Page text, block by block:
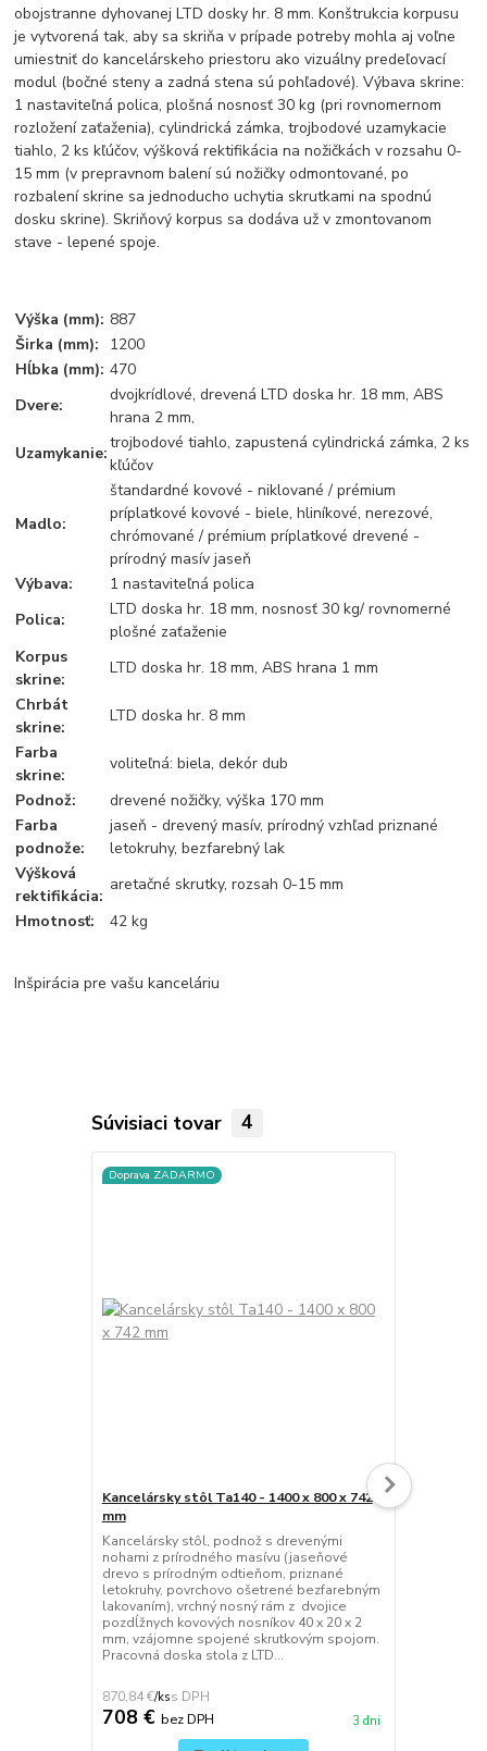
obojstranne dyhovanej LTD dosky hr. 8 mm. Konštrukcia korpusu
je vytvorená tak, aby sa skriňa v prípade potreby mohla aj voľne
umiestniť do kancelárskeho priestoru ako vizuálny predeľovací
modul (bočné steny a zadná stena sú pohľadové). Výbava skrine:
1 nastaviteľná polica, plošná nosnosť 30 kg (pri rovnomernom
rozložení zaťaženia), cylindrická zámka, trojbodové uzamykacie
tiahlo, 2 ks kľúčov, výšková rektifikácia na nožičkách v rozsahu 0-
15 mm (v prepravnom balení sú nožičky odmontované, po
rozbalení skrine sa jednoducho uchytia skrutkami na spodnú
dosku skrine). Skriňový korpus sa dodáva už v zmontovanom
stave - lepené spoje.
Výška (mm): 887
Širka (mm):
1200
Hĺbka (mm): 470
Dvere:
dvojkrídlové, drevená LTD doska hr. 18 mm, ABS
hrana 2 mm,
Uzamykanie:
trojbodové tiahlo, zapustená cylindrická zámka, 2 ks
kľúčov
Madlo:
štandardné kovové - niklované / prémium
príplatkové kovové - biele, hliníkové, nerezové,
chrómované / prémium príplatkové drevené -
prírodný masív jaseň
Výbava:
1 nastaviteľná polica
Polica:
LTD doska hr. 18 mm, nosnosť 30 kg/ rovnomerné
plošné zaťaženie
Korpus
skrine:
LTD doska hr. 18 mm, ABS hrana 1 mm
Chrbát
skrine:
LTD doska hr. 8 mm
Farba
skrine:
voliteľná: biela, dekór dub
Podnož:
drevené nožičky, výška 170 mm
Farba
podnože:
jaseň - drevený masív, prírodný vzhľad priznané
letokruhy, bezfarebný lak
Výšková
rektifikácia:
aretačné skrutky, rozsah 0-15 mm
Hmotnosť:
42 kg
Inšpirácia pre vašu kanceláriu
Súvisiaci tovar 4
Doprava ZADARMO
Kancelársky stôl Ta140 - 1400 x 800 x 742
mm
Kancelársky stôl, podnož s drevenými
nohami z prírodného masívu (jaseňové
drevo s prírodným odtieňom, priznané
letokruhy, povrchovo ošetrené bezfarebným
lakovaním), vrchný nosný rám z dvojice
pozdĺžnych kovových nosníkov 40 x 20 x 2
mm, vzájomne spojené skrutkovým spojom.
Pracovná doska stola z LTD...
870,84 €/ks
708 € bez DPH 3 dni